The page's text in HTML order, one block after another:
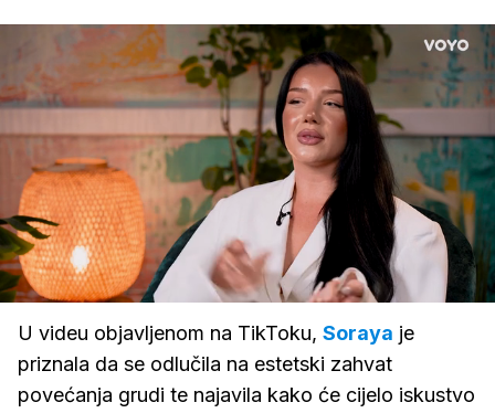
Upali
zvuk
/
Loaded:
24.36%
U videu objavljenom na TikToku, Soraya je
priznala da se odlučila na estetski zahvat
povećanja grudi te najavila kako će cijelo iskustvo